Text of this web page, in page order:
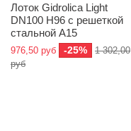
Лоток Gidrolica Light
DN100 Н96 с решеткой
стальной A15
976,50 руб -25%
1 302,00
руб